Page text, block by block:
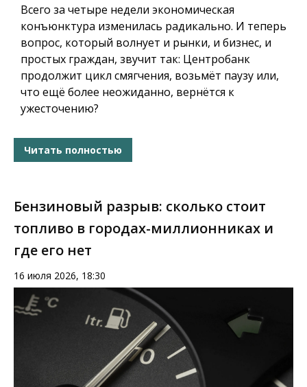
Всего за четыре недели экономическая
конъюнктура изменилась радикально. И теперь
вопрос, который волнует и рынки, и бизнес, и
простых граждан, звучит так: Центробанк
продолжит цикл смягчения, возьмёт паузу или,
что ещё более неожиданно, вернётся к
ужесточению?
Читать полностью
Бензиновый разрыв: сколько стоит
топливо в городах-миллионниках и
где его нет
16 июля 2026, 18:30